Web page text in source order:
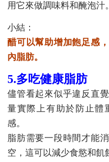
用它來做調味料和醃泡汁。
小結：
醋可以幫助增加飽足感
內脂肪。
5.多吃健康脂肪
儘管看起來似乎違反直
量實際上有助於防止體
感。
脂肪需要一段時間才能
空，這可以減少食慾和飢